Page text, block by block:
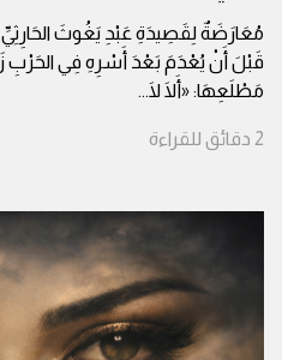
مُعَارَضَةٌ لِقَصِيدَةِ عَبْدِ يَغُوثَ الحَارِثِيِّ
قَبْلَ أَنْ يُعْدَمَ بَعْدَ أَسْرِهِ فِي الحَرْبِ
مَطْلَعِهَا: «أَلَا لَا...
2 دقائق للقراءة